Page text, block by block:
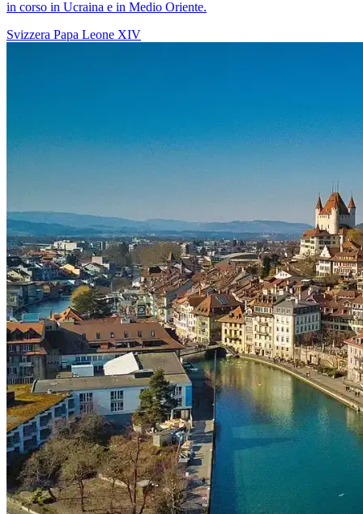
in corso in Ucraina e in Medio Oriente.
Svizzera Papa Leone XIV